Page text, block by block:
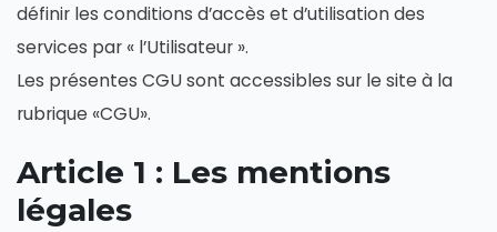
définir les conditions d’accès et d’utilisation des
services par « l’Utilisateur ».
Les présentes CGU sont accessibles sur le site à la
rubrique «CGU».
Article 1 : Les mentions
légales